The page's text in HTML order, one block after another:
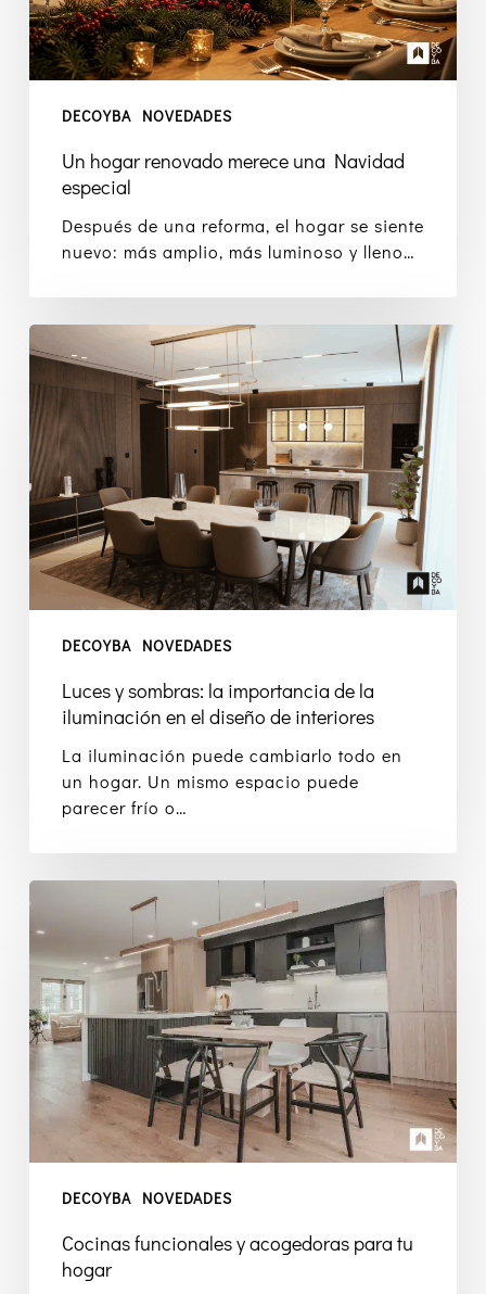
DECOYBA NOVEDADES
Un hogar renovado merece una Navidad
especial
Después de una reforma, el hogar se siente
nuevo: más amplio, más luminoso y lleno…
Luces
y
sombras:
la
importancia
de
la
iluminación
en
el
interiores
DECOYBA NOVEDADES
Luces y sombras: la importancia de la
iluminación en el diseño de interiores
La iluminación puede cambiarlo todo en
un hogar. Un mismo espacio puede
parecer frío o…
Cocinas
acogedoras
para
tu
hogar
DECOYBA NOVEDADES
Cocinas funcionales y acogedoras para tu
hogar